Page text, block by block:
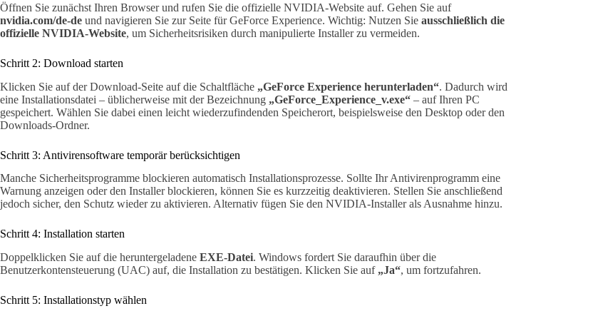
Öffnen Sie zunächst Ihren Browser und rufen Sie die offizielle NVIDIA-Website auf. Gehen Sie auf
nvidia.com/de-de und navigieren Sie zur Seite für GeForce Experience. Wichtig: Nutzen Sie ausschließlich die
offizielle NVIDIA-Website, um Sicherheitsrisiken durch manipulierte Installer zu vermeiden.
Schritt 2: Download starten
Klicken Sie auf der Download-Seite auf die Schaltfläche „GeForce Experience herunterladen“. Dadurch wird
eine Installationsdatei – üblicherweise mit der Bezeichnung „GeForce_Experience_v.exe“ – auf Ihren PC
gespeichert. Wählen Sie dabei einen leicht wiederzufindenden Speicherort, beispielsweise den Desktop oder den
Downloads-Ordner.
Schritt 3: Antivirensoftware temporär berücksichtigen
Manche Sicherheitsprogramme blockieren automatisch Installationsprozesse. Sollte Ihr Antivirenprogramm eine
Warnung anzeigen oder den Installer blockieren, können Sie es kurzzeitig deaktivieren. Stellen Sie anschließend
jedoch sicher, den Schutz wieder zu aktivieren. Alternativ fügen Sie den NVIDIA-Installer als Ausnahme hinzu.
Schritt 4: Installation starten
Doppelklicken Sie auf die heruntergeladene EXE-Datei. Windows fordert Sie daraufhin über die
Benutzerkontensteuerung (UAC) auf, die Installation zu bestätigen. Klicken Sie auf „Ja“, um fortzufahren.
Schritt 5: Installationstyp wählen